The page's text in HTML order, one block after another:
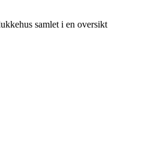
samlet i en oversikt